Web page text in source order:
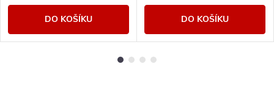
DO KOŠÍKU DO KOŠÍKU